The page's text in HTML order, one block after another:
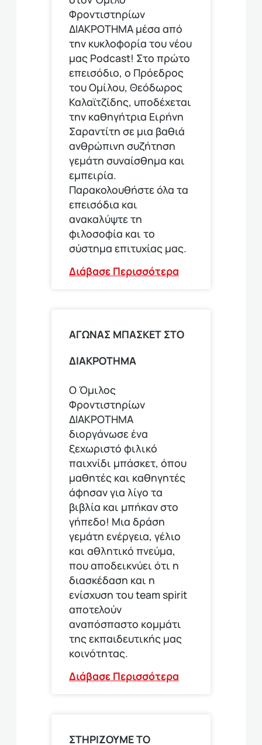
Φροντιστηρίων
ΔΙΑΚΡΟΤΗΜΑ μέσα από
την κυκλοφορία του νέου
μας Podcast! Στο πρώτο
επεισόδιο, ο Πρόεδρος
του Ομίλου, Θεόδωρος
Καλαϊτζίδης, υποδέχεται
την καθηγήτρια Ειρήνη
Σαραντίτη σε μια βαθιά
ανθρώπινη συζήτηση
γεμάτη συναίσθημα και
εμπειρία.
Παρακολουθήστε όλα τα
επεισόδια και
ανακαλύψτε τη
φιλοσοφία και το
σύστημα επιτυχίας μας.
Διάβασε Περισσότερα
ΑΓΩΝΑΣ ΜΠΑΣΚΕΤ ΣΤΟ
ΔΙΑΚΡΟΤΗΜΑ
Ο Όμιλος
Φροντιστηρίων
ΔΙΑΚΡΟΤΗΜΑ
διοργάνωσε ένα
ξεχωριστό φιλικό
παιχνίδι μπάσκετ, όπου
μαθητές και καθηγητές
άφησαν για λίγο τα
βιβλία και μπήκαν στο
γήπεδο! Μια δράση
γεμάτη ενέργεια, γέλιο
και αθλητικό πνεύμα,
που αποδεικνύει ότι η
διασκέδαση και η
ενίσχυση του team spirit
αποτελούν
αναπόσπαστο κομμάτι
της εκπαιδευτικής μας
κοινότητας.
Διάβασε Περισσότερα
ΣΤΗΡΙΖΟΥΜΕ ΤΟ